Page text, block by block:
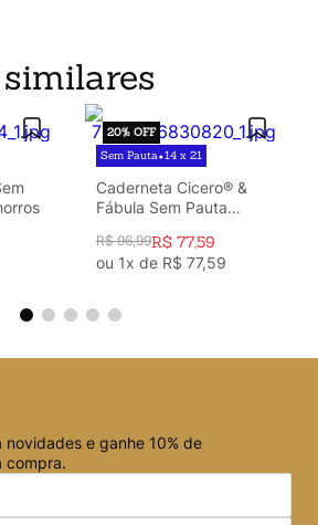
20% OFF
Sem Pauta•14 x 21
Caderneta Cicero® &
Fábula Sem Pauta
R$ 96,99R$ 77,59
ou 1x de R$ 77,59
e ganhe 10% de
compra.